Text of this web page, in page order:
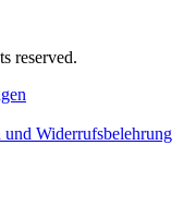
reserved.
Widerrufsbelehrung